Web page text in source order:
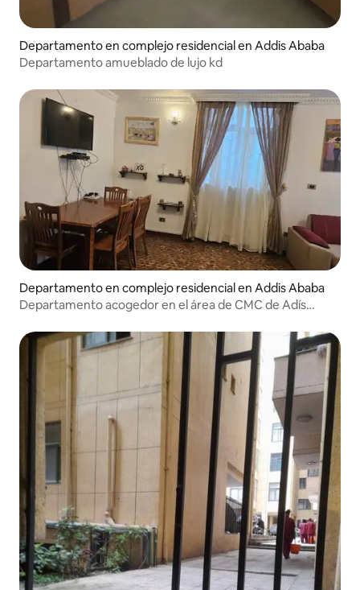
Departamento en complejo residencial en Addis Ababa
Departamento amueblado de lujo kd
Departamento en complejo residencial en Addis Ababa
Departamento acogedor en el área de CMC de Adís